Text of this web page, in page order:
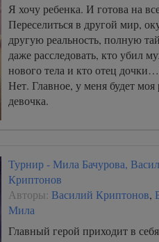
Я хочу ребенка. И готова на
Переселиться в другой мир,
другую реальность, полную
даже расследовать, кто убил
нового тела и кто отец
Нет. Главное, у меня будет моя
девочка.
Турнир - Мила Бачурова,
Криптонов
Авторы: Василий Криптонов,
Мила
Главный герой приходит в